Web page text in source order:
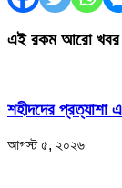
এই রকম আরো খবর
শহীদদের প্রত্যাশা
আগস্ট ৫, ২০২৬